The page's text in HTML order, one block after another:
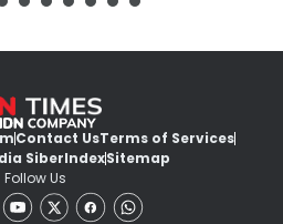
Contact UsTerms of Services
SiberIndexSitemap
Follow Us